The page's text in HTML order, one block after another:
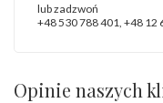
lub zadzwoń
+48 530 788 401 +48 12
Opinie naszych